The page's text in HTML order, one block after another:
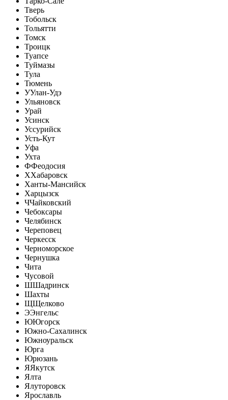
Тверь
Тобольск
Тольятти
Томск
Троицк
Туапсе
Туймазы
Тула
Тюмень
УУлан-Удэ
Ульяновск
Урай
Усинск
Уссурийск
Усть-Кут
Уфа
Ухта
ФФеодосия
ХХабаровск
Ханты-Мансийск
Харцызск
ЧЧайковский
Чебоксары
Челябинск
Череповец
Черкесск
Черноморское
Чернушка
Чита
Чусовой
ШШадринск
Шахты
ЩЩелково
ЭЭнгельс
ЮЮгорск
Южно-Сахалинск
Южноуральск
Юрга
Юрюзань
ЯЯкутск
Ялта
Ялуторовск
Ярославль